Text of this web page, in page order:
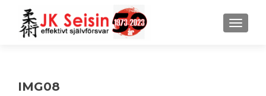
MENU
IMG08